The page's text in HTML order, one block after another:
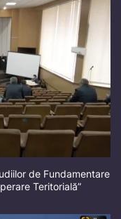
de Fundamentare
Teritorială”